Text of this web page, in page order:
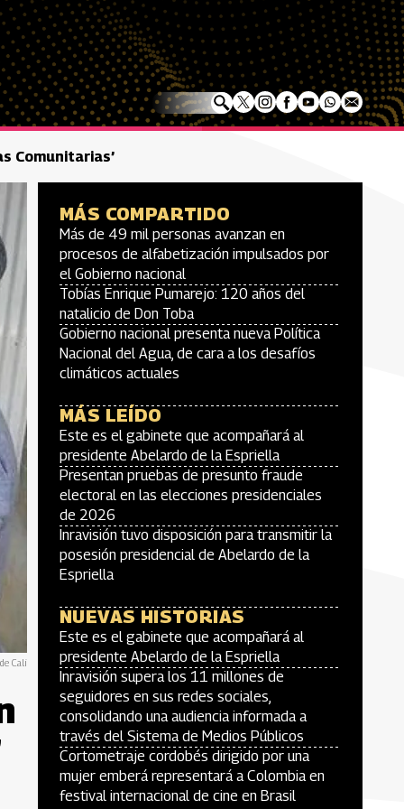
Comunitarias’
Cali
MÁS COMPARTIDO
Más de 49 mil personas avanzan en
procesos de alfabetización impulsados por
el Gobierno nacional
Tobías Enrique Pumarejo: 120 años del
natalicio de Don Toba
Gobierno nacional presenta nueva Política
Nacional del Agua, de cara a los desafíos
climáticos actuales
MÁS LEÍDO
Este es el gabinete que acompañará al
presidente Abelardo de la Espriella
Presentan pruebas de presunto fraude
electoral en las elecciones presidenciales
de 2026
Inravisión tuvo disposición para transmitir la
posesión presidencial de Abelardo de la
Espriella
NUEVAS HISTORIAS
Este es el gabinete que acompañará al
presidente Abelardo de la Espriella
Inravisión supera los 11 millones de
seguidores en sus redes sociales,
consolidando una audiencia informada a
través del Sistema de Medios Públicos
Cortometraje cordobés dirigido por una
mujer emberá representará a Colombia en
festival internacional de cine en Brasil